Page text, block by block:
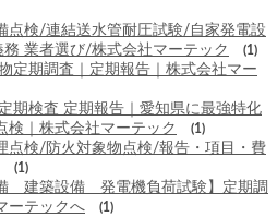
検/連結送水管耐圧試験/自家発電設
業者選び/株式会社マーテック
(1)
定期調査｜定期報告｜株式会社マー
期検査 定期報告｜愛知県に最強特化
検｜株式会社マーテック
(1)
検/防火対象物点検/報告・項目・費
(1)
建築設備 発電機負荷試験】定期調
テックへ
(1)